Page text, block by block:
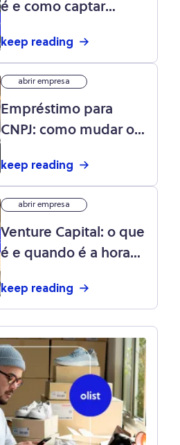
é e como captar
keep reading
abrir empresa
Empréstimo para
CNPJ: como mudar o
empresa com esse
keep reading
abrir empresa
Venture Capital: o que
é e quando é a hora
tipo de recurso para
keep reading